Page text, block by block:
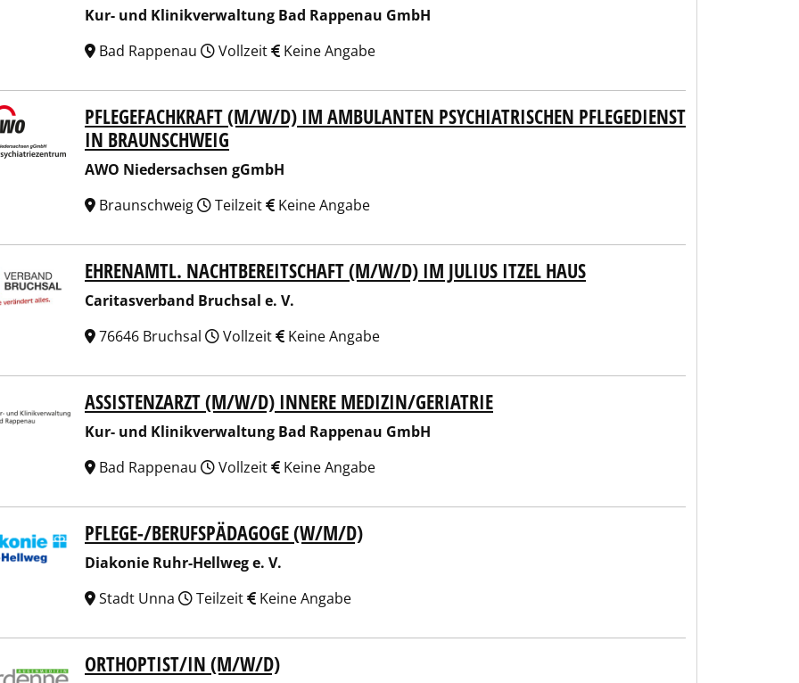
Kur- und Klinikverwaltung Bad Rappenau GmbH
Bad Rappenau
Vollzeit Keine Angabe
Niedersachsen gGmbHPFLEGEFACHKRAFT (M/W/D) IM AMBULANTEN PSYCHIATRISCHEN PFLEGEDIENST
IN BRAUNSCHWEIG
AWO Niedersachsen gGmbH
Braunschweig
Teilzeit Keine Angabe
Bruchsal e. V.
EHRENAMTL. NACHTBEREITSCHAFT (M/W/D) IM JULIUS ITZEL HAUS
Caritasverband Bruchsal e. V.
76646 Bruchsal
Vollzeit Keine Angabe
und Klinikverwaltung Bad Rappenau GmbH
ASSISTENZARZT (M/W/D) INNERE MEDIZIN/GERIATRIE
Kur- und Klinikverwaltung Bad Rappenau GmbH
Bad Rappenau
Vollzeit Keine Angabe
Ruhr-Hellweg e. V.
PFLEGE-/BERUFSPÄDAGOGE (W/M/D)
Diakonie Ruhr-Hellweg e. V.
Stadt Unna
Teilzeit Keine Angabe
Dardenne SE
ORTHOPTIST/IN (M/W/D)